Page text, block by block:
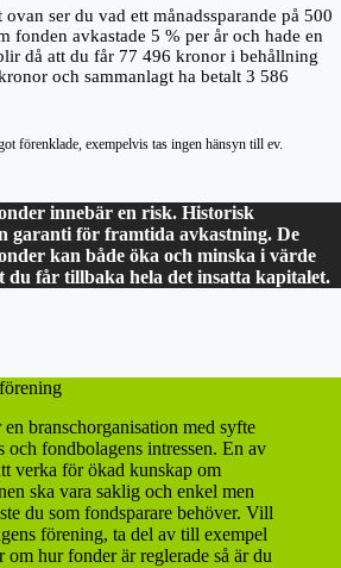
ser du vad ett månadssparande på 500
fonden avkastade 5 % per år och hade en
då att du får 77 496 kronor i behållning
och sammanlagt ha betalt 3 586
förenklade, exempelvis tas ingen hänsyn till ev.
innebär en risk. Historisk
garanti för framtida avkastning. De
kan både öka och minska i värde
du får tillbaka hela det insatta kapitalet.
branschorganisation med syfte
och fondbolagens intressen. En av
verka för ökad kunskap om
ska vara saklig och enkel men
du som fondsparare behöver. Vill
förening, ta del av till exempel
hur fonder är reglerade så är du